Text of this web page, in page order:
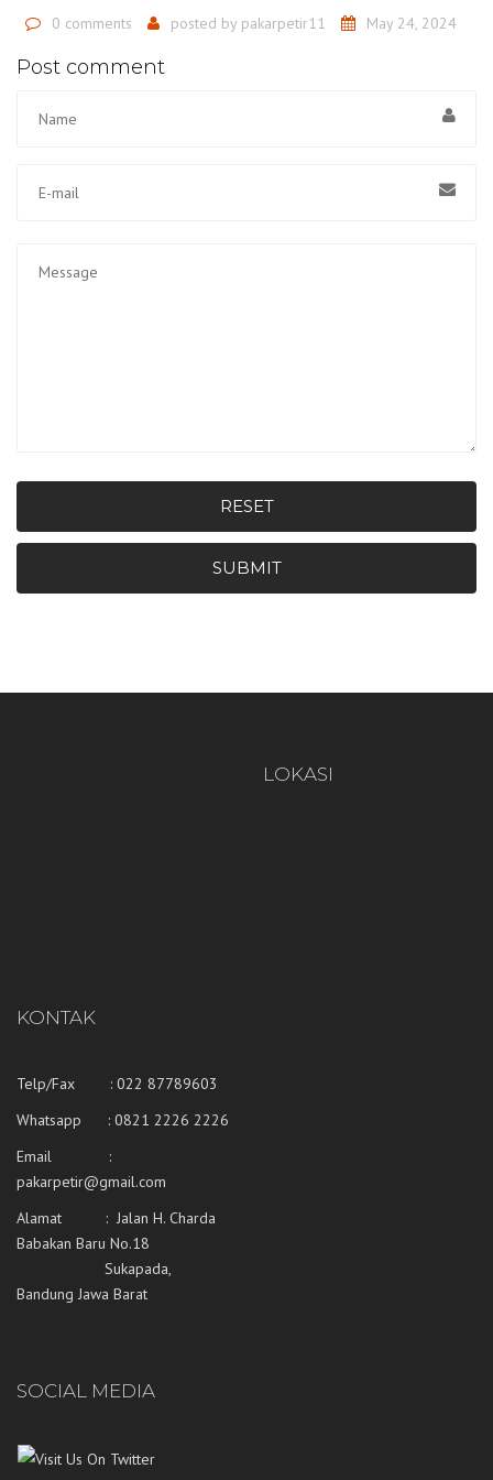
0 comments posted by pakarpetir11 May 24, 2024
Post comment
RESET
SUBMIT
LOKASI
KONTAK
Telp/Fax : 022 87789603
Whatsapp : 0821 2226 2226
Email :
pakarpetir@gmail.com
Alamat : Jalan H. Charda
Babakan Baru No.18
Sukapada,
Bandung Jawa Barat
SOCIAL MEDIA